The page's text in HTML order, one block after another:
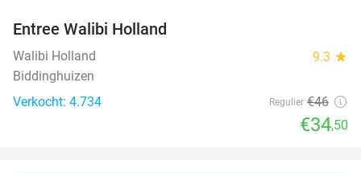
Entree Walibi Holland
Walibi Holland 9.3 star
Biddinghuizen
Verkocht: 4.734
Regulier €46
€34,50